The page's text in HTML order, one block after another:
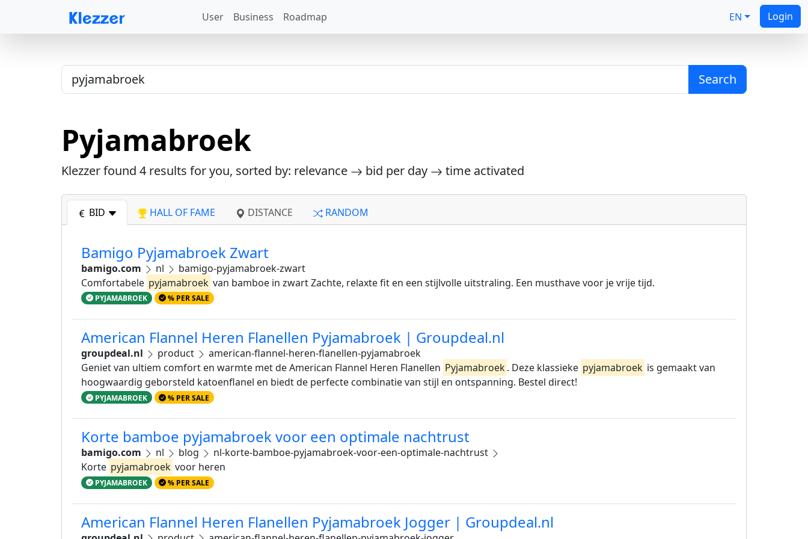
User Business Roadmap EN Login
Search
Pyjamabroek
Klezzer found 4 results for you, sorted by: relevance bid per day time activated
BID HALL OF FAME DISTANCE RANDOM
Bamigo Pyjamabroek Zwart
bamigo.com nl
bamigo-pyjamabroek-zwart
Comfortabele pyjamabroek van bamboe in zwart Zachte, relaxte fit en een stijlvolle uitstraling. Een musthave voor je vrije tijd.
PYJAMABROEK % PER SALE
American Flannel Heren Flanellen Pyjamabroek | Groupdeal.nl
groupdeal.nl product
american-flannel-heren-flanellen-pyjamabroek
Geniet van ultiem comfort en warmte met de American Flannel Heren Flanellen Pyjamabroek. Deze klassieke pyjamabroek is gemaakt van
hoogwaardig geborsteld katoenflanel en biedt de perfecte combinatie van stijl en ontspanning. Bestel direct!
PYJAMABROEK % PER SALE
Korte bamboe pyjamabroek voor een optimale nachtrust
bamigo.com nl blog
nl-korte-bamboe-pyjamabroek-voor-een-optimale-nachtrust
Korte pyjamabroek voor heren
PYJAMABROEK % PER SALE
American Flannel Heren Flanellen Pyjamabroek Jogger | Groupdeal.nl